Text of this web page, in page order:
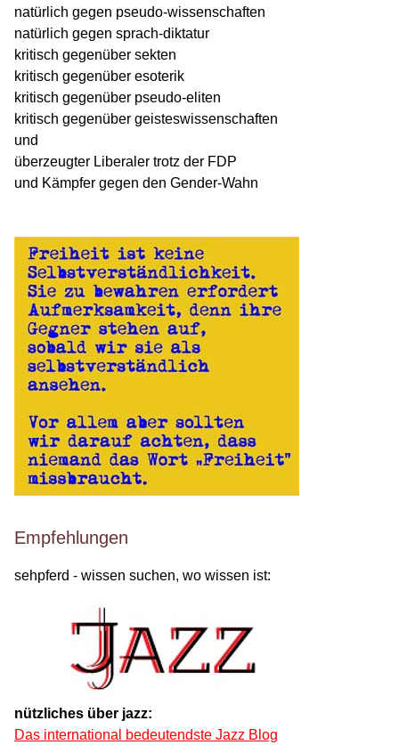
natürlich gegen pseudo-wissenschaften
natürlich gegen sprach-diktatur
kritisch gegenüber sekten
kritisch gegenüber esoterik
kritisch gegenüber pseudo-eliten
kritisch gegenüber geisteswissenschaften
und
überzeugter Liberaler trotz der FDP
und Kämpfer gegen den Gender-Wahn
Empfehlungen
sehpferd - wissen suchen, wo wissen ist:
nützliches über jazz:
Das international bedeutendste Jazz Blog